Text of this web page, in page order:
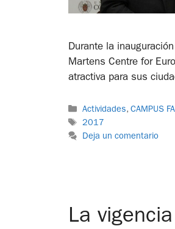
Durante la
Martens Centre for
atractiva para sus
Actividades,CAMPUS
2017
Deja un comentario
La